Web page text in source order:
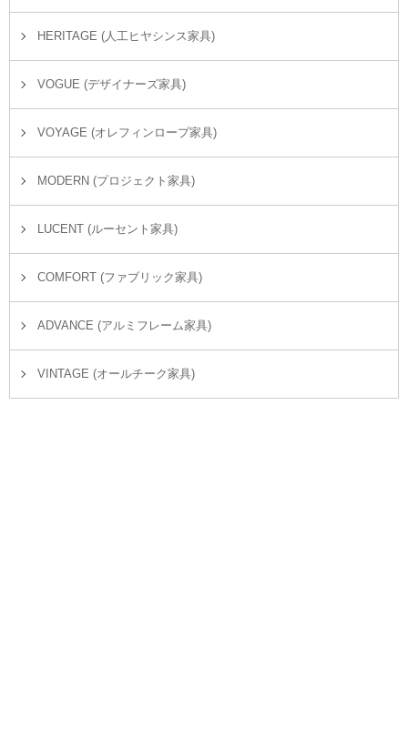
HERITAGE (人工ヒヤシンス家具)
VOGUE (デザイナーズ家具)
VOYAGE (オレフィンロープ家具)
MODERN (プロジェクト家具)
LUCENT (ルーセント家具)
COMFORT (ファブリック家具)
ADVANCE (アルミフレーム家具)
VINTAGE (オールチーク家具)